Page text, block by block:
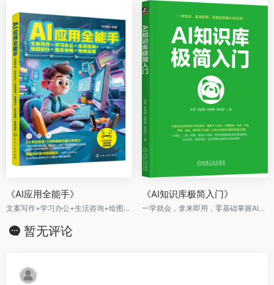
《AI应用全能手》
文案写作+学习办公+生活咨询+绘图设计+音乐视频+电商运营
《AI知识库极简入门》
一学就会，拿来即用，零基础掌握AI知识库
暂无评论